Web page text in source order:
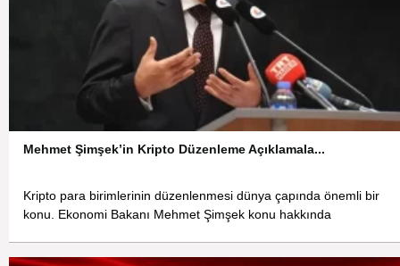
Mehmet Şimşek’in Kripto Düzenleme Açıklamala...
Kripto para birimlerinin düzenlenmesi dünya çapında önemli bir
konu. Ekonomi Bakanı Mehmet Şimşek konu hakkında